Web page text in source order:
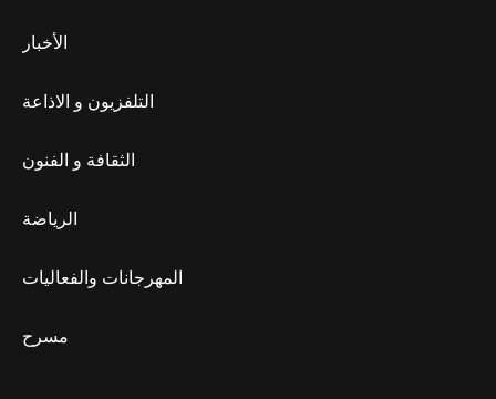
الأخبار
التلفزيون و الاذاعة
الثقافة و الفنون
الرياضة
المهرجانات والفعاليات
مسرح